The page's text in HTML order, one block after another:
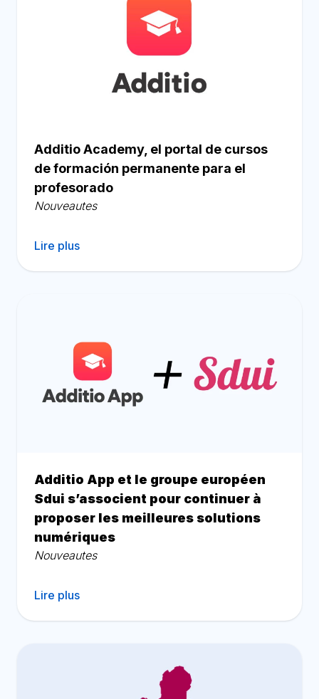
Additio Academy, el portal de cursos
de formación permanente para el
profesorado
Nouveautes
Lire plus
Additio App et le groupe européen
Sdui s’associent pour continuer à
proposer les meilleures solutions
numériques
Nouveautes
Lire plus